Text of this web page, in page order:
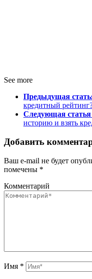
See more
Предыдущая
кредитный
Следующая статья
историю и взять
Добавить
Ваш e-mail не будет
помечены *
Комментарий
Имя *